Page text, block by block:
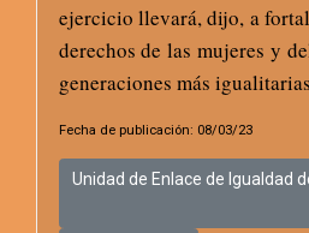
ejercicio llevará, dijo, a
derechos de las mujeres y
generaciones más
Fecha de publicación: 08/03/23
Unidad de Enlace de Igualdad